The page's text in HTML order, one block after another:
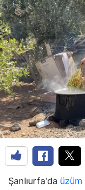
Şanlıurfa'da üzüm